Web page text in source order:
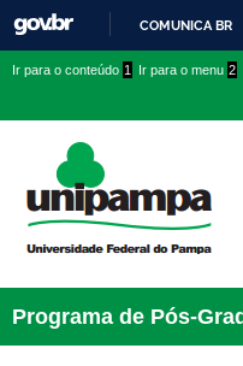
COMUNICA BR
conteúdo
menu
superior
menu
Ir para o conteúdo 1 Ir para o menu 2